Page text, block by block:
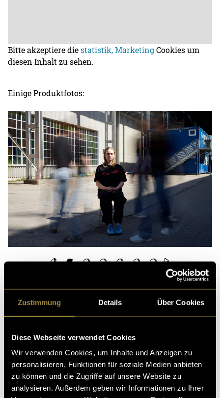
Zustimmung Details Über Cookies
Diese Webseite verwendet Cookies
Wir verwenden Cookies, um Inhalte und Anzeigen zu
personalisieren, Funktionen für soziale Medien anbieten
zu können und die Zugriffe auf unsere Website zu
analysieren. Außerdem geben wir Informationen zu Ihrer
Bitte akzeptiere diestatistik, MarketingCookies um
diesen Inhalt zu sehen.
Einige Produktfotos:
Ein Einblick hinter die Kulissen unseres Projekts: